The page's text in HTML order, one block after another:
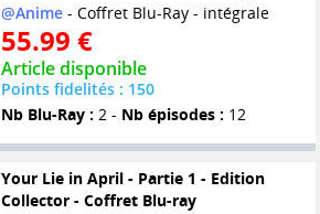
@Anime- Coffret Blu-Ray - intégrale
55.99 €
Article disponible
Points fidelités : 150
Nb Blu-Ray : 2 - Nb épisodes : 12
Your Lie in April - Partie 1 - Edition
Collector - Coffret Blu-ray